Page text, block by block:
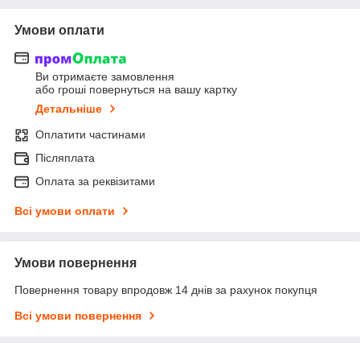
Умови оплати
Ви отримаєте замовлення
або гроші повернуться на вашу картку
Детальніше
Оплатити частинами
Післяплата
Оплата за реквізитами
Всі умови оплати
Умови повернення
Повернення товару впродовж 14 днів за рахунок покупця
Всі умови повернення